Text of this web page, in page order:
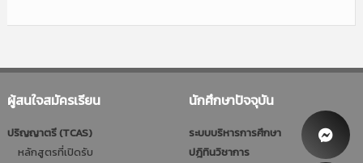
ผู้สนใจสมัครเรียน
ปริญญาตรี (TCAS)
หลักสูตรที่เปิดรับ
นักศึกษาปัจจุบัน
ระบบบริหารการศึกษา
ปฎิทินวิชาการ